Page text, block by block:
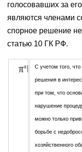
голосовавших за
являются членами
спорное решение
статью 10 ГК РФ.
С учетом того,
решения в
при том, что
нарушение
можно только
борьбе с
хозяйственного